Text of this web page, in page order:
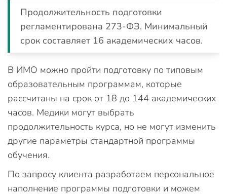
Продолжительность подготовки
регламентирована 273-ФЗ. Минимальный
срок составляет 16 академических часов.
В ИМО можно пройти подготовку по типовым
образовательным программам, которые
рассчитаны на срок от 18 до 144 академических
часов. Медики могут выбрать
продолжительность курса, но не могут изменить
другие параметры стандартной программы
обучения.
По запросу клиента разработаем персональное
наполнение программы подготовки и можем